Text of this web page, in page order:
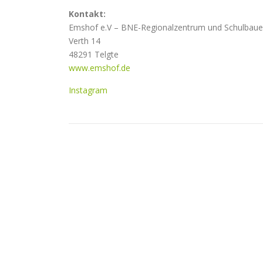
Kontakt:
Emshof e.V – BNE-Regionalzentrum und
Verth 14
48291 Telgte
www.emshof.de
Instagram